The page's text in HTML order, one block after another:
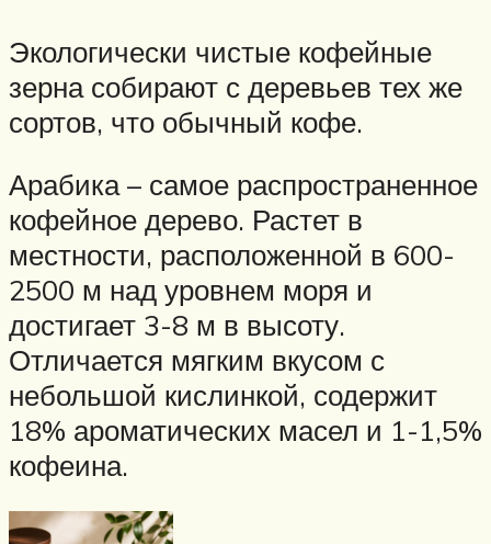
Экологически чистые кофейные
зерна собирают с деревьев тех же
сортов, что обычный кофе.
Арабика – самое распространенное
кофейное дерево. Растет в
местности, расположенной в 600-
2500 м над уровнем моря и
достигает 3-8 м в высоту.
Отличается мягким вкусом с
небольшой кислинкой, содержит
18% ароматических масел и 1-1,5%
кофеина.